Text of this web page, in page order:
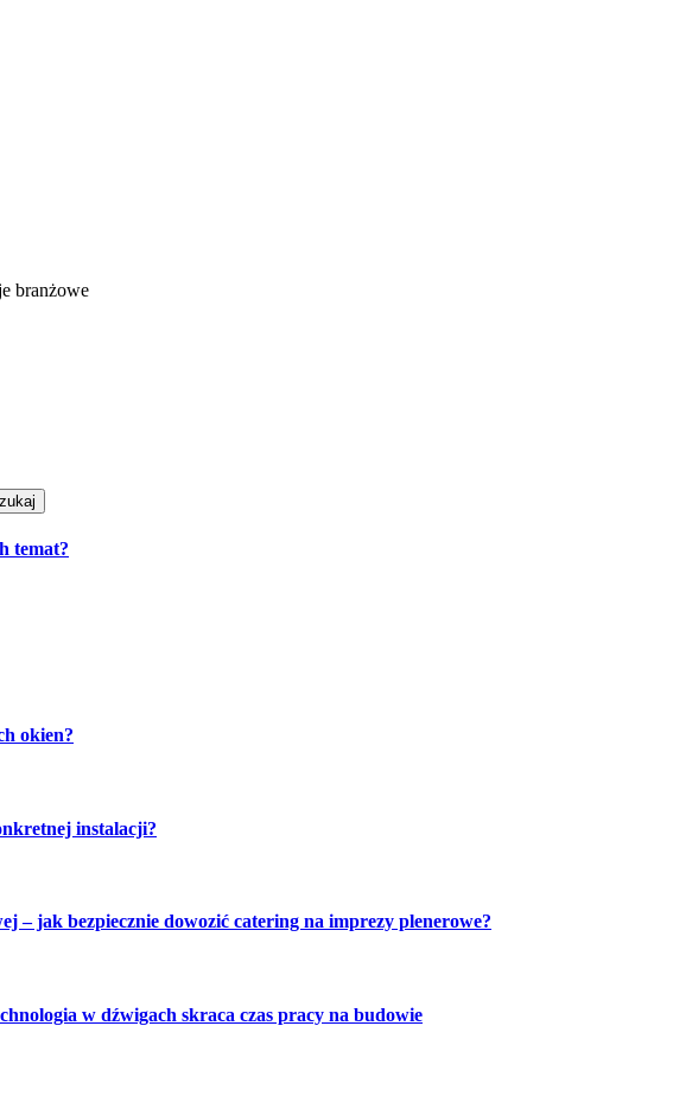
branżowe
temat?
okien?
instalacji?
– jak bezpiecznie dowozić catering na imprezy plenerowe?
w dźwigach skraca czas pracy na budowie